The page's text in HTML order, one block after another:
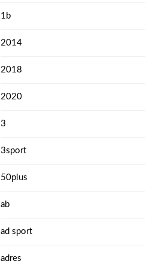
1b
2014
2018
2020
3
3sport
50plus
ab
ad sport
adres